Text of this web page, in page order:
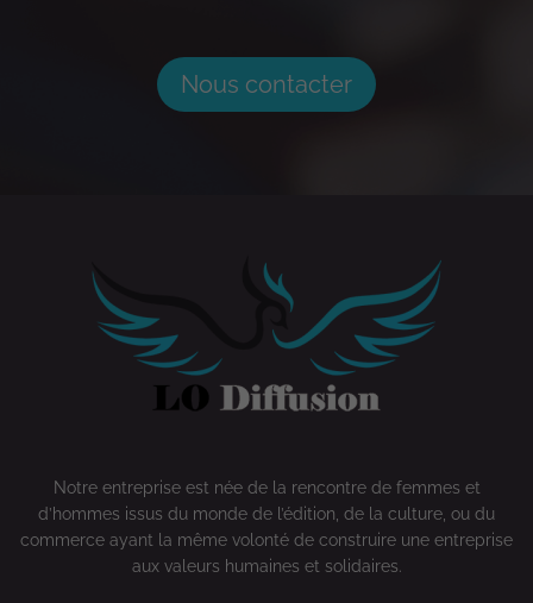
Nous contacter
Notre entreprise est née de la rencontre de femmes et
d’hommes issus du monde de l’édition, de la culture, ou du
commerce ayant la même volonté de construire une entreprise
aux valeurs humaines et solidaires.